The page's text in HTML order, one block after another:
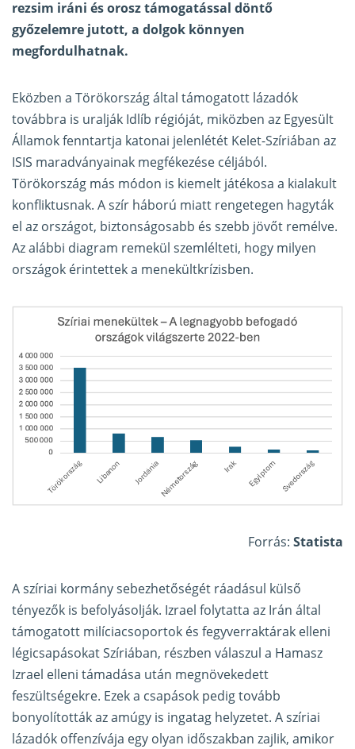
rezsim iráni és orosz támogatással döntő
győzelemre jutott, a dolgok könnyen
megfordulhatnak.
Eközben a Törökország által támogatott lázadók
továbbra is uralják Idlíb régióját, miközben az Egyesült
Államok fenntartja katonai jelenlétét Kelet-Szíriában az
ISIS maradványainak megfékezése céljából.
Törökország más módon is kiemelt játékosa a kialakult
konfliktusnak. A szír háború miatt rengetegen hagyták
el az országot, biztonságosabb és szebb jövőt remélve.
Az alábbi diagram remekül szemlélteti, hogy milyen
országok érintettek a menekültkrízisben.
Forrás: Statista
A szíriai kormány sebezhetőségét ráadásul külső
tényezők is befolyásolják. Izrael folytatta az Irán által
támogatott milíciacsoportok és fegyverraktárak elleni
légicsapásokat Szíriában, részben válaszul a Hamasz
Izrael elleni támadása után megnövekedett
feszültségekre. Ezek a csapások pedig tovább
bonyolították az amúgy is ingatag helyzetet. A szíriai
lázadók offenzívája egy olyan időszakban zajlik, amikor